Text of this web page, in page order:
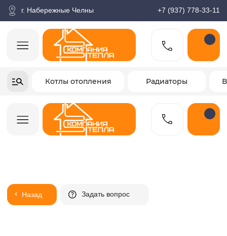
г. Набережные Челны
Котлы отопления Радиаторы Водонагреватели
+7-937-778-33-11